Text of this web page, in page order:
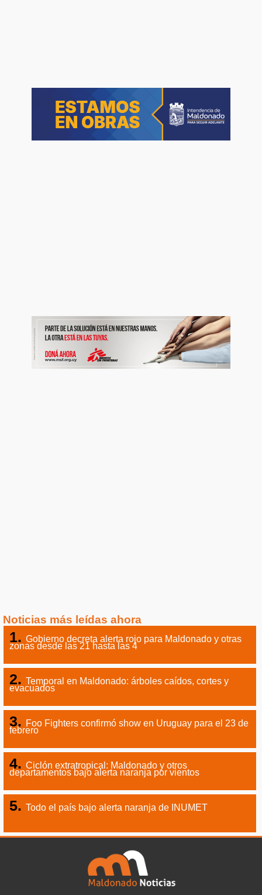
Noticias más leídas ahora
Gobierno decreta alerta rojo para Maldonado y otras
zonas desde las 21 hasta las 4
Temporal en Maldonado: árboles caídos, cortes y
evacuados
Foo Fighters confirmó show en Uruguay para el 23 de
febrero
Ciclón extratropical: Maldonado y otros
departamentos bajo alerta naranja por vientos
Todo el país bajo alerta naranja de INUMET